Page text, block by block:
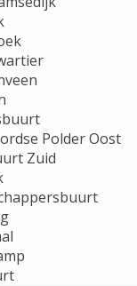
Polder Oost
Zuid